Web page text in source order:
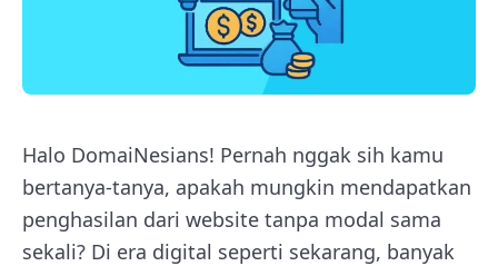
Halo DomaiNesians! Pernah nggak sih kamu
bertanya-tanya, apakah mungkin mendapatkan
penghasilan dari website tanpa modal sama
sekali? Di era digital seperti sekarang, banyak